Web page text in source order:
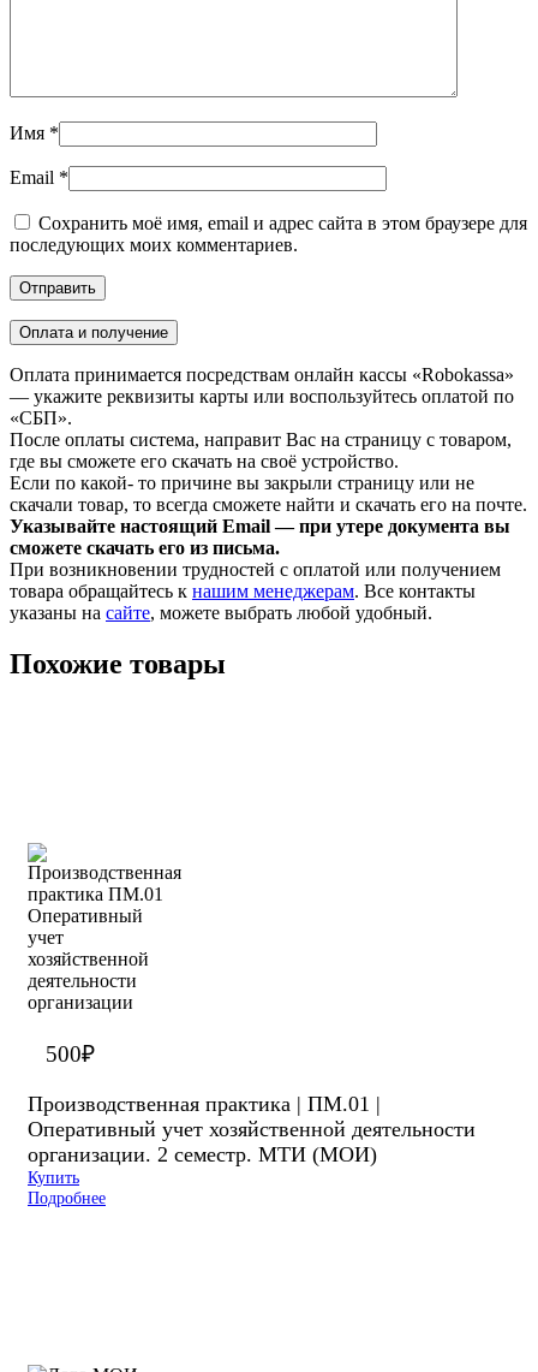
Имя *
Email *
Сохранить моё имя, email и адрес сайта в этом браузере для
последующих моих комментариев.
Оплата и получение
Оплата принимается посредствам онлайн кассы «Robokassa»
— укажите реквизиты карты или воспользуйтесь оплатой по
«СБП».
После оплаты система, направит Вас на страницу с товаром,
где вы сможете его скачать на своё устройство.
Если по какой- то причине вы закрыли страницу или не
скачали товар, то всегда сможете найти и скачать его на почте.
Указывайте настоящий Email — при утере документа вы
сможете скачать его из письма.
При возникновении трудностей с оплатой или получением
товара обращайтесь к нашим менеджерам. Все контакты
указаны на сайте, можете выбрать любой удобный.
Похожие товары
500₽
Производственная практика | ПМ.01 |
Оперативный учет хозяйственной деятельности
организации. 2 семестр. МТИ (МОИ)
Купить
Подробнее